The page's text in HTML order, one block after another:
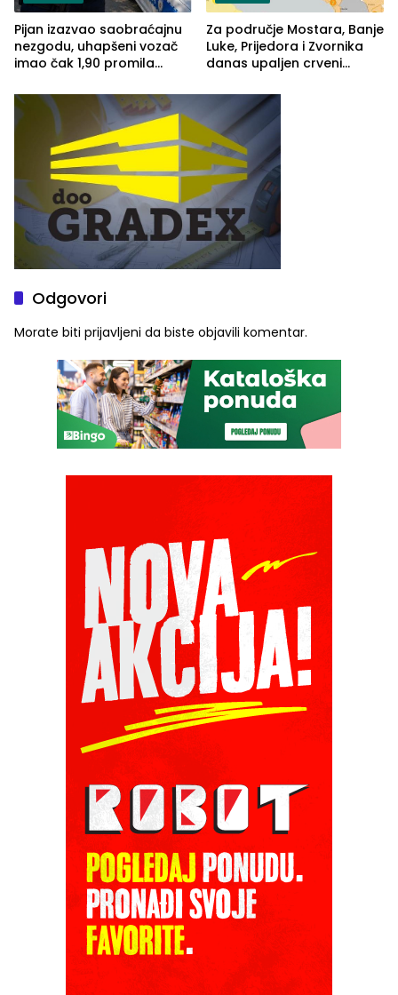
Pijan izazvao saobraćajnu
nezgodu, uhapšeni vozač
imao čak 1,90 promila
Za područje Mostara, Banje
Luke, Prijedora i Zvornika
danas upaljen crveni
Odgovori
Morate biti prijavljeni da biste objavili komentar.